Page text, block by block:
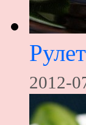
2012-